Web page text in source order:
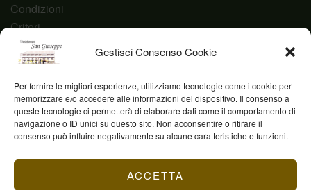
Gestisci Consenso Cookie
Per fornire le migliori esperienze, utilizziamo tecnologie come i cookie per
memorizzare e/o accedere alle informazioni del dispositivo. Il consenso a
queste tecnologie ci permetterà di elaborare dati come il comportamento di
navigazione o ID unici su questo sito. Non acconsentire o ritirare il
consenso può influire negativamente su alcune caratteristiche e funzioni.
ACCETTA
Condizioni
Criteri
Domanda
Codice Etico
Fond. Casa San Giuseppe ETS © 2023 | P.IVA